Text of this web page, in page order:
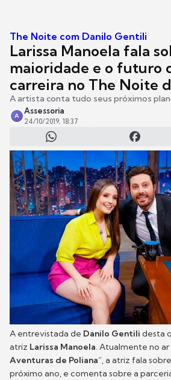
The Noite com Danilo Gentili
Larissa Manoela fala
maioridade e o futuro
carreira no The Noite
A artista conta tudo seus próximos
A
Assessoria
24/10/2019, 18:37
A entrevistada de Danilo Gentili desta
atriz Larissa Manoela. Atualmente no
Aventuras de Poliana”, a atriz fala
próximo ano, e comenta sobre a